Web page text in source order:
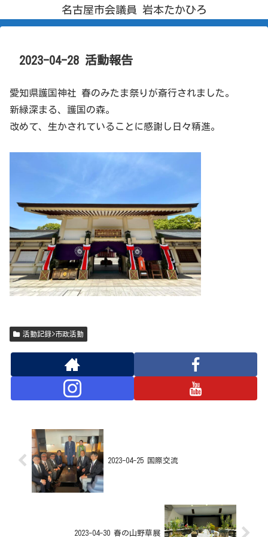
名古屋市会議員 岩本たかひろ
2023-04-28 活動報告
愛知県護国神社 春のみたま祭りが斎行されました。
新緑深まる、護国の森。
改めて、生かされていることに感謝し日々精進。
活動記録>市政活動
2023-04-25 国際交流
2023-04-30 春の山野草展